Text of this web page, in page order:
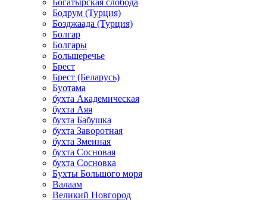
Богатырская слобода
Бодрум (Турция)
Бозджаада (Турция)
Болгар
Болгары
Большеречье
Брест
Брест (Беларусь)
Буотама
бухта Академическая
бухта Аяя
бухта Бабушка
бухта Заворотная
бухта Змеиная
бухта Сосновая
бухта Сосновка
Бухты Большого моря
Валаам
Великий Новгород